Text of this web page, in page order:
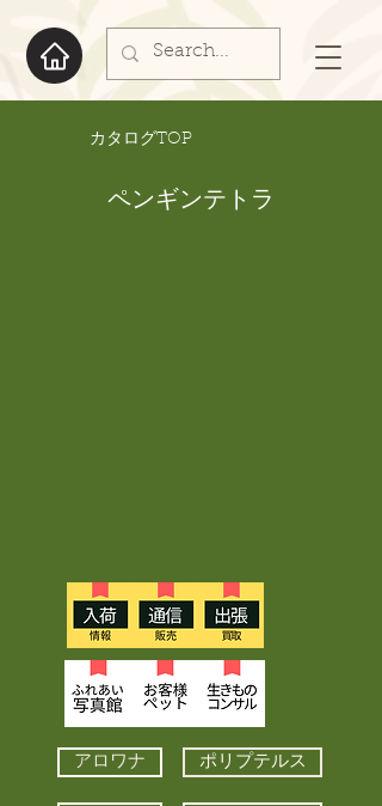
​カタログTOP
ペンギンテトラ
アロワナ ポリプテルス